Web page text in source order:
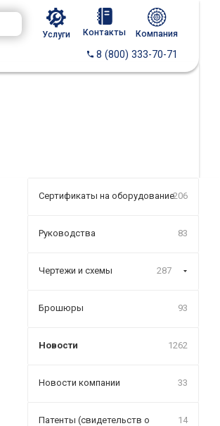
Услуги Контакты Компания
8 (800) 333-70-71
Сертификаты на оборудование206
Руководства 83
Чертежи и схемы 287
Брошюры 93
Новости 1262
Новости компании 33
Патенты (свидетельств о
14